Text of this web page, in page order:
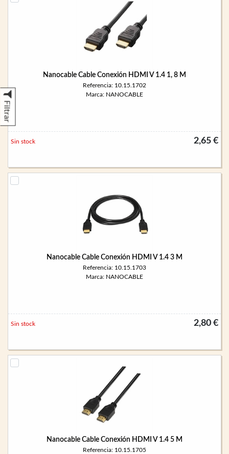
Filtrar
Nanocable Cable Conexión HDMI V 1.4 1, 8 M
Referencia: 10.15.1702
Marca: NANOCABLE
2,65 €
Sin stock
Nanocable Cable Conexión HDMI V 1.4 3 M
Referencia: 10.15.1703
Marca: NANOCABLE
2,80 €
Sin stock
Nanocable Cable Conexión HDMI V 1.4 5 M
Referencia: 10.15.1705